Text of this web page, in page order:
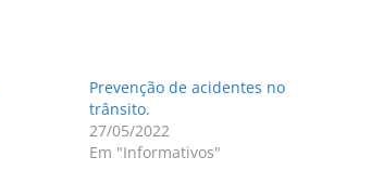
Prevenção de acidentes no
trânsito.
27/05/2022
Em "Informativos"